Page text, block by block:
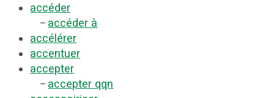
accéder
– accéder à
accélérer
accentuer
accepter
– accepter qqn